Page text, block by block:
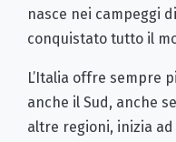
nasce nei campeggi
conquistato tutto il
L’Italia offre sempre
anche il Sud, anche
altre regioni, inizia